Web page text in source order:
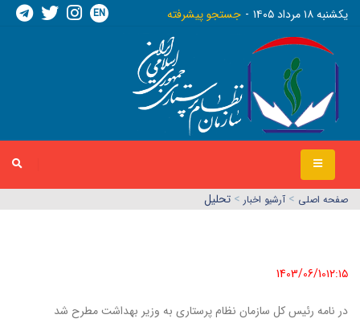
يکشنبه ١٨ مرداد ١٤٠٥ جستجو پیشرفته EN
صفحه اصلي > آرشیو اخبار > تحلیل
1403/06/10١٢:١٥
در نامه رئیس کل سازمان نظام پرستاری به وزیر بهداشت مطرح شد